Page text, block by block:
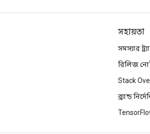
সহায়তা
সমস্যার
রিলিজ
Stack
ব্র্যান্ড